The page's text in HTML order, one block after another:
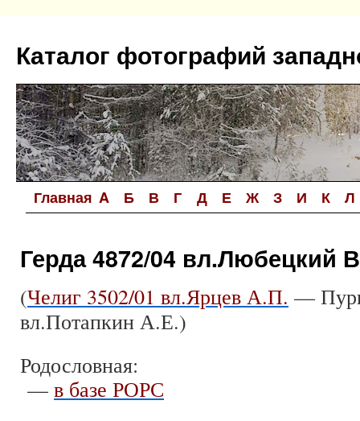
содержимому
Каталог фотографий
Главная A Б В Г Д Е Ж З И К Л
Герда 4872/04 вл.Любецкий
(Челиг 3502/01 вл.Ярцев А.П. —
вл.Потапкин А.Е.)
Родословная:
— в базе РОРС